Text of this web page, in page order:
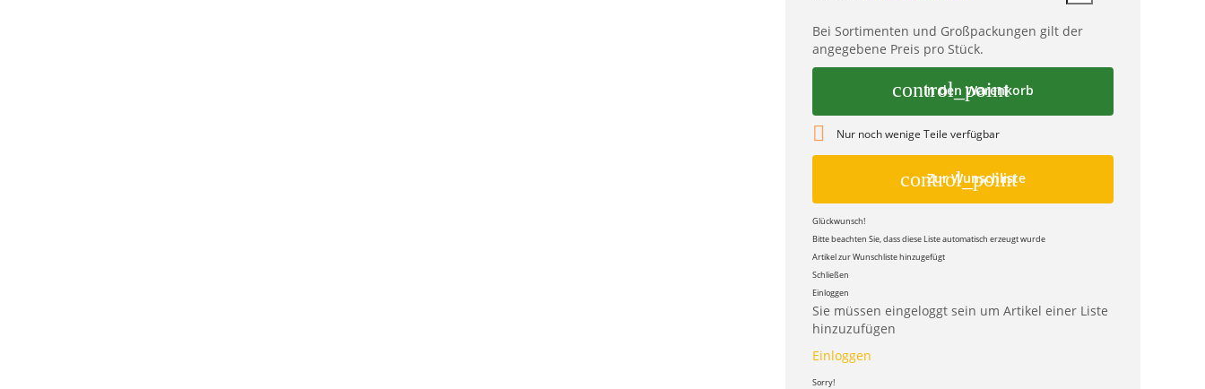
Bei Sortimenten und Großpackungen gilt der
angegebene Preis pro Stück.
control_point
In den Warenkorb
 Nur noch wenige Teile verfügbar
control_point
Zur Wunschliste
Glückwunsch!
Bitte beachten Sie, dass diese Liste automatisch erzeugt wurde
Artikel zur Wunschliste hinzugefügt
Schließen
Einloggen
Sie müssen eingeloggt sein um Artikel einer Liste
hinzuzufügen
Einloggen
Sorry!